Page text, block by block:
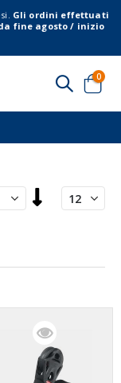
Gli ordini effettuati
fine agosto / inizio
Cart
0
la